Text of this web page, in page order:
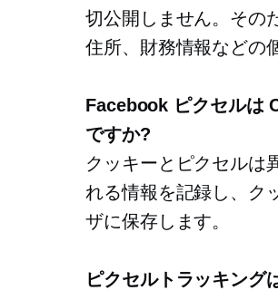
切公開しません。その
住所、財務情報などの
Facebook ピクセルは
ですか?
クッキーとピクセルは
れる情報を記録し、ク
ザに保存します。
ピクセルトラッキング